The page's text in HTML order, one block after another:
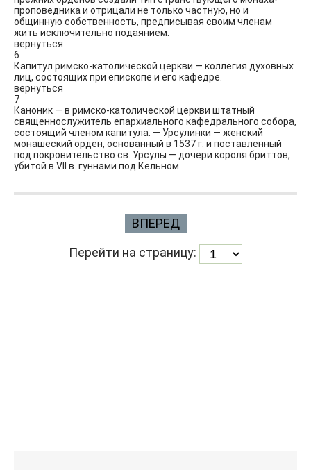
проповедника и отрицали не только частную, но и
общинную собственность, предписывая своим членам
жить исключительно подаянием.
вернуться
6
Капитул римско-католической церкви — коллегия духовных
лиц, состоящих при епископе и его кафедре.
вернуться
7
Каноник — в римско-католической церкви штатный
священнослужитель епархиального кафедрального собора,
состоящий членом капитула. — Урсулинки — женский
монашеский орден, основанный в 1537 г. и поставленный
под покровительство св. Урсулы — дочери короля бриттов,
убитой в VII в. гуннами под Кельном.
ВПЕРЕД
Перейти на страницу: